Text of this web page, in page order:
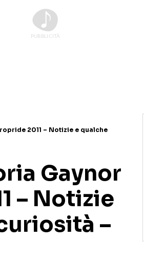
TALENT SHOW
2011 – Notizie e qualche
Gaynor
– Notizie
–